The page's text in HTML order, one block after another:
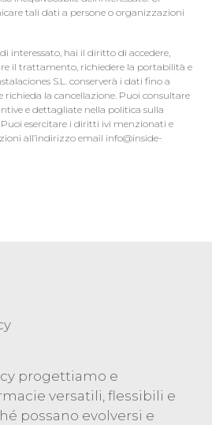
tali dati a persone o organizzazioni
interessato, hai il diritto di accedere,
il trattamento, richiedere la portabilità e
S.L. conserverà i dati fino a
richieda la cancellazione. Puoi consultare
e dettagliate nella politica sulla
esercitare i diritti ivi menzionati e
all’indirizzo email info@inside-
progettiamo e
versatili, flessibili e
possano evolversi e